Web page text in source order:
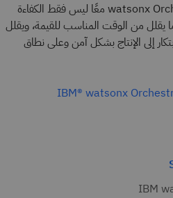
معًا ليس فقط الكفاءة
يقلل من الوقت المناسب للقيمة، ويقلل
إلى الإنتاج بشكل آمن وعلى نطاق
IBM